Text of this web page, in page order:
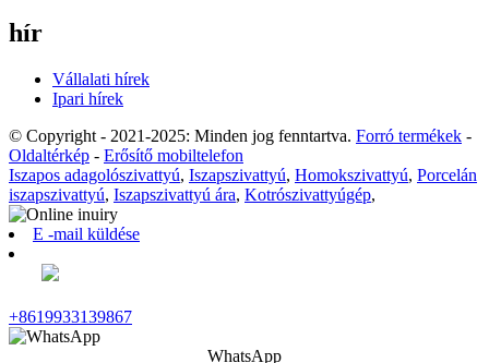
hír
Vállalati hírek
Ipari hírek
© Copyright - 2021-2025: Minden jog fenntartva. Forró termékek -
Oldaltérkép - Erősítő mobiltelefon
Iszapos adagolószivattyú, Iszapszivattyú, Homokszivattyú, Porcelán
iszapszivattyú, Iszapszivattyú ára, Kotrószivattyúgép,
E -mail küldése
+8619933139867
WhatsApp